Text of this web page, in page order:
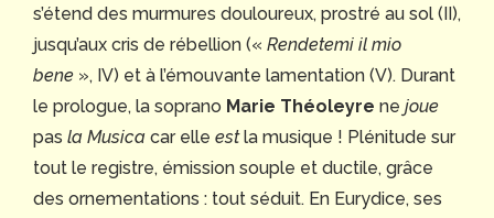
s’étend des murmures douloureux, prostré au sol (II),
jusqu’aux cris de rébellion (« Rendetemi il mio
bene », IV) et à l’émouvante lamentation (V). Durant
le prologue, la soprano Marie Théoleyre ne joue
pas la Musica car elle estla musique ! Plénitude sur
tout le registre, émission souple et ductile, grâce
des ornementations : tout séduit. En Eurydice, ses